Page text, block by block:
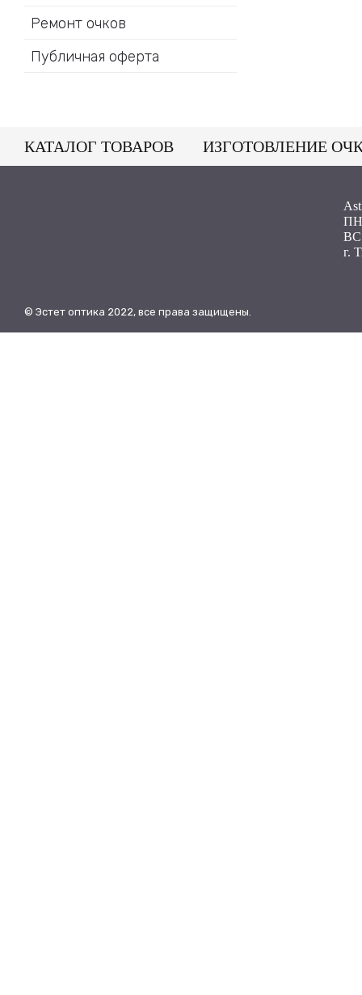
Ремонт очков
Публичная оферта
КАТАЛОГ ТОВАРОВ ИЗГОТОВЛЕНИЕ
ПН
г.
© Эстет оптика 2022, все права защищены.